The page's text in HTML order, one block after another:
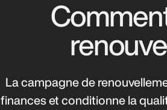
La campagne de
finances et conditionne la